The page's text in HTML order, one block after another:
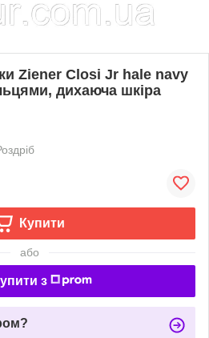
Ziener Closi Jr hale navy
дихаюча шкіра
Купити
або
з